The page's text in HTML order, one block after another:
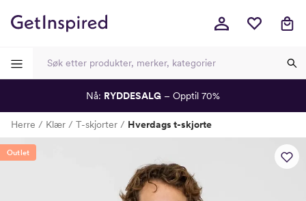
Lagt i kurven, utmerket valg! Til kassen
Herre Klær T-skjorter Hverdags t-skjorte
Outlet
Nå: RYDDESALG – Opptil 70%
-
-
-
-